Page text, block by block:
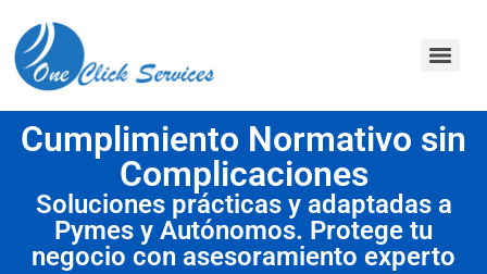
Cumplimiento Normativo sin
Complicaciones
Soluciones prácticas y adaptadas a
Pymes y Autónomos. Protege tu
negocio con asesoramiento experto